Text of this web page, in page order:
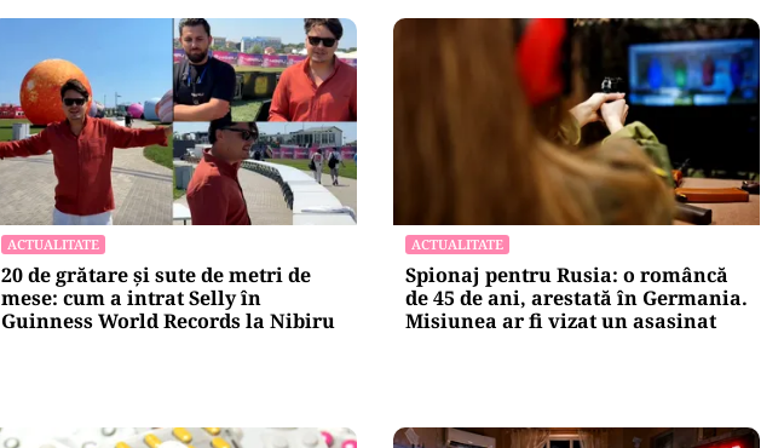
ACTUALITATE
20 de grătare și sute de metri de
mese: cum a intrat Selly în
Guinness World Records la Nibiru
ACTUALITATE
Spionaj pentru Rusia: o româncă
de 45 de ani, arestată în Germania.
Misiunea ar fi vizat un asasinat